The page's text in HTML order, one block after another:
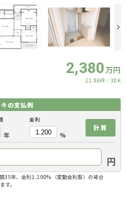
2,380万円
21.86坪 3DK
の支払例
年
金利
%
計算
円
35年、金利1.200%（変動金利型）の場合
す。